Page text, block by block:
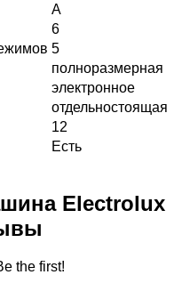
A
6
5
полноразмерная
электронное
отдельностоящая
12
Есть
Electrolux
the first!